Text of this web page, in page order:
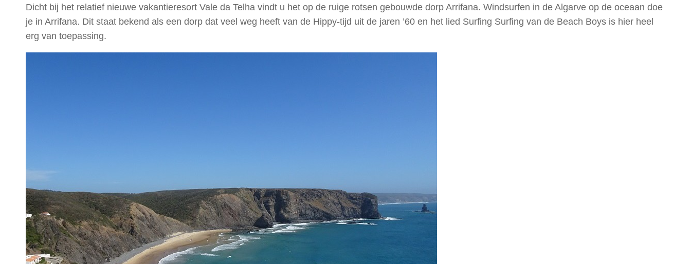
Dicht bij het relatief nieuwe vakantieresort Vale da Telha vindt u het op de ruige rotsen gebouwde dorp Arrifana. Windsurfen in de Algarve op de oceaan doe
je in Arrifana. Dit staat bekend als een dorp dat veel weg heeft van de Hippy-tijd uit de jaren ’60 en het lied Surfing Surfing van de Beach Boys is hier heel
erg van toepassing.